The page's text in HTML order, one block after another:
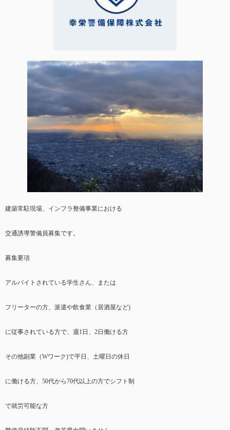
建築常駐現場、インフラ整備事業における
交通誘導警備員募集です。
募集要項
アルバイトされている学生さん、または
フリーターの方、派遣や飲食業（居酒屋など)
に従事されている方で、週1日、2日働ける方
その他副業（Wワーク)で平日、土曜日の休日
に働ける方、50代から70代以上の方でシフト制
で就労可能な方